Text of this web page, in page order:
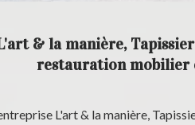
& la manière,
restauration mobilier
L'art & la manière,